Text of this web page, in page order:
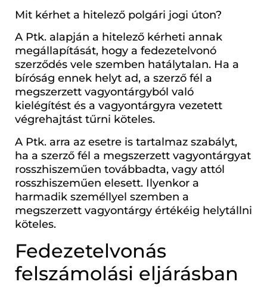
Mit kérhet a hitelező polgári jogi úton?
A Ptk. alapján a hitelező kérheti annak
megállapítását, hogy a fedezetelvonó
szerződés vele szemben hatálytalan. Ha a
bíróság ennek helyt ad, a szerző fél a
megszerzett vagyontárgyból való
kielégítést és a vagyontárgyra vezetett
végrehajtást tűrni köteles.
A Ptk. arra az esetre is tartalmaz szabályt,
ha a szerző fél a megszerzett vagyontárgyat
rosszhiszeműen továbbadta, vagy attól
rosszhiszeműen elesett. Ilyenkor a
harmadik személlyel szemben a
megszerzett vagyontárgy értékéig helytállni
köteles.
Fedezetelvonás
felszámolási eljárásban